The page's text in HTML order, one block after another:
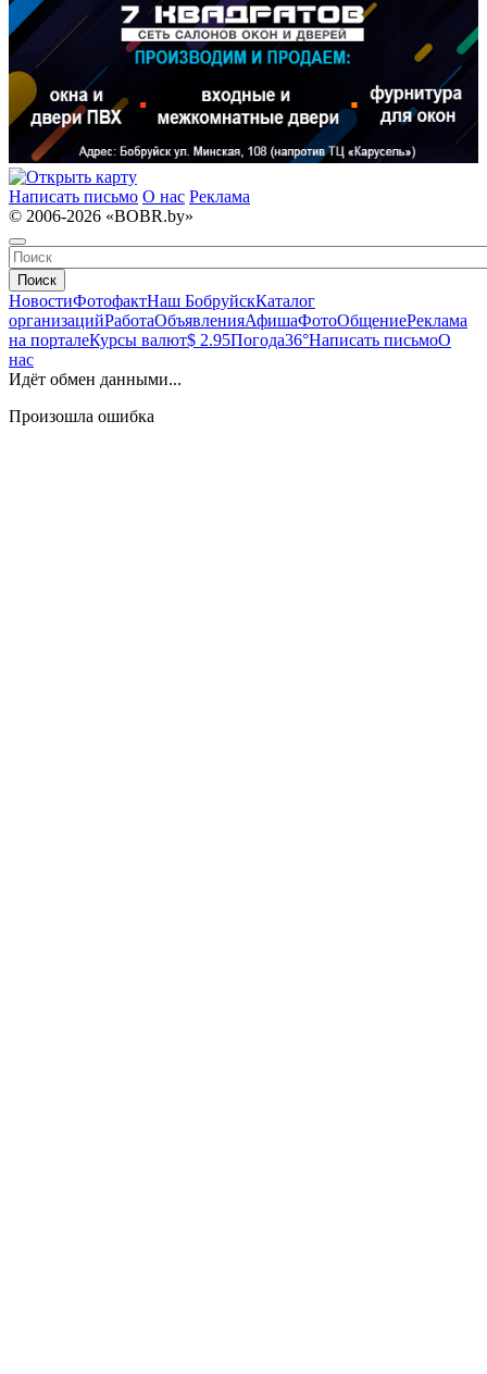
Написать письмо О нас Реклама
© 2006-2026 «BOBR.by»
Поиск
НовостиФотофактНаш БобруйскКаталог
организацийРаботаОбъявленияАфишаФотоОбщениеРеклама
на порталеКурсы валют$ 2.95Погода36°Написать письмоО
нас
Идёт обмен данными...
Произошла ошибка